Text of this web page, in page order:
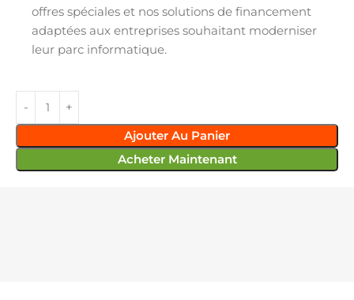
offres spéciales et nos solutions de financement
adaptées aux entreprises souhaitant moderniser
leur parc informatique.
Ajouter Au Panier
Acheter Maintenant